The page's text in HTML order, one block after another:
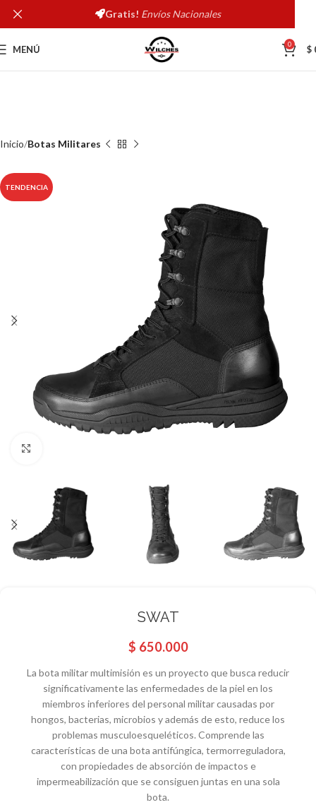
MENÚ 0 $
Inicio Botas Militares
TENDENCIA
SWAT
$ 650.000
La bota militar multimisión es un proyecto que busca reducir
significativamente las enfermedades de la piel en los
miembros inferiores del personal militar causadas por
hongos, bacterias, microbios y además de esto, reduce los
problemas musculoesqueléticos. Comprende las
características de una bota antifúngica, termorreguladora,
con propiedades de absorción de impactos e
impermeabilización que se consiguen juntas en una sola
bota.
Gratis! Envíos Nacionales